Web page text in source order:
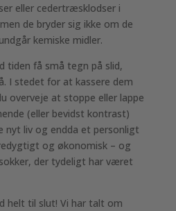
eller cedertræsklodser i
de bryder sig ikke om de
kemiske midler.
tiden få små tegn på slid,
I stedet for at kassere dem
overveje at stoppe eller lappe
(eller bevidst kontrast)
nyt liv og endda et personligt
og økonomisk – og
der tydeligt har været
helt til slut! Vi har talt om